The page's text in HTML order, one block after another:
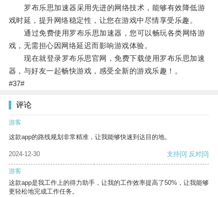
罗布乐思加速器采用先进的网络技术，能够有效降低游
戏时延，提升网络稳定性，让您在游戏中尽情享受乐趣。
通过免费使用罗布乐思加速器，您可以畅玩各类网络游
戏，无需担心因网络延迟而影响游戏体验。
现在就登录罗布乐思官网，免费下载使用罗布乐思加速
器，与好友一起畅快游戏，感受全新的游戏乐趣！。
#37#
评论
游客
这款app的路线规划非常精准，让我能够快速到达目的地。
2024-12-30 支持[0] 反对[0]
游客
这款app是我工作上的得力助手，让我的工作效率提高了50%，让我能够
更轻松地完成工作任务。